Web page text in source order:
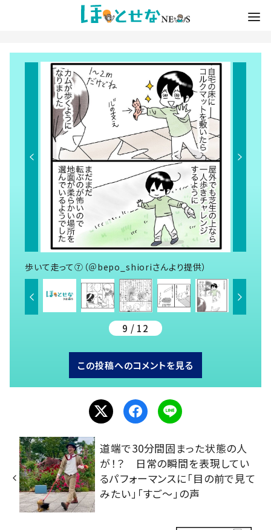
歩いて走って⑦（＠bepo_shioriさんより提供）
9 / 12
この投稿へのコメントを見る
道端で30分間固まった状態の人
が！？ 日常の瞬間を表現してい
るパフォーマンスに「目の前で見て
みたい」「すご～」の声